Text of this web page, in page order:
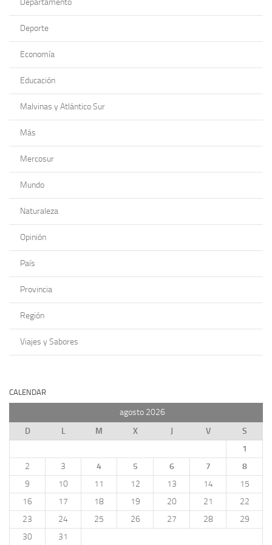
Departamento
Deporte
Economía
Educación
Malvinas y Atlántico Sur
Más
Mercosur
Mundo
Naturaleza
Opinión
País
Provincia
Región
Viajes y Sabores
CALENDAR
agosto 2026
D
L M X J V
S
1
2
3 4 5 6 7
8
9
10 11 12 13 14
15
16
17 18 19 20 21
22
23
24 25 26 27 28
29
30
31